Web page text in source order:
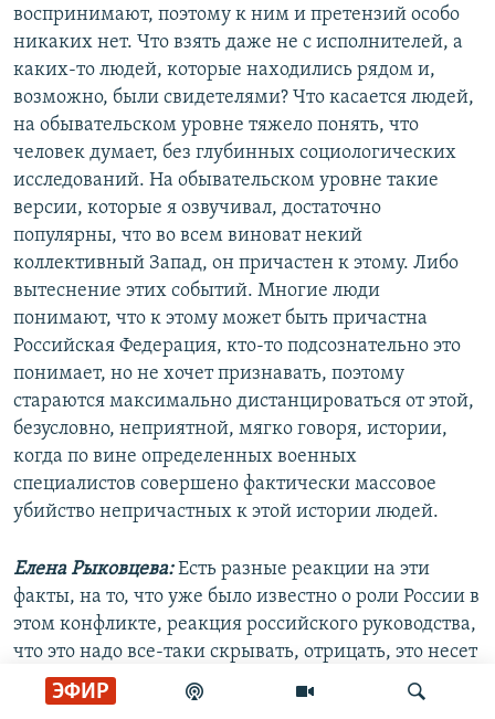
ЭФИР
воспринимают, поэтому к ним и претензий особо
никаких нет. Что взять даже не с исполнителей, а
каких-то людей, которые находились рядом и,
возможно, были свидетелями? Что касается людей,
на обывательском уровне тяжело понять, что
человек думает, без глубинных социологических
исследований. На обывательском уровне такие
версии, которые я озвучивал, достаточно
популярны, что во всем виноват некий
коллективный Запад, он причастен к этому. Либо
вытеснение этих событий. Многие люди
понимают, что к этому может быть причастна
Российская Федерация, кто-то подсознательно это
понимает, но не хочет признавать, поэтому
стараются максимально дистанцироваться от этой,
безусловно, неприятной, мягко говоря, истории,
когда по вине определенных военных
специалистов совершено фактически массовое
убийство непричастных к этой истории людей.
Елена Рыковцева:Есть разные реакции на эти
факты, на то, что уже было известно о роли России в
этом конфликте, реакция российского руководства,
что это надо все-таки скрывать, отрицать, это несет
для нас некий негатив во внешнем мире.
Руководство ДНР и ЛНР, естественно, им глупо